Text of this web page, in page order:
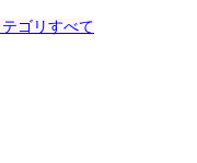
ゴリすべて